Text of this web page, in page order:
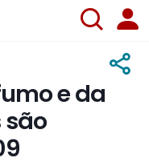
e da